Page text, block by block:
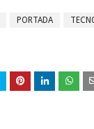
PORTADA